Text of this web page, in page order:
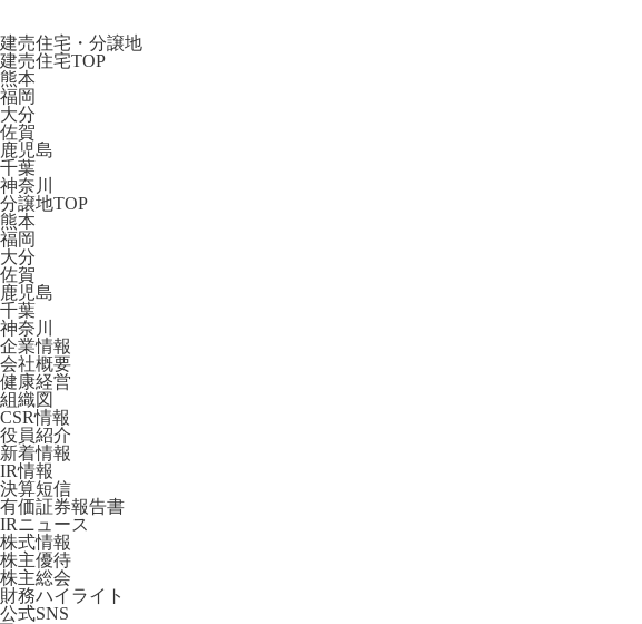
建売住宅・分譲地
建売住宅TOP
熊本
福岡
大分
佐賀
鹿児島
千葉
神奈川
分譲地TOP
熊本
福岡
大分
佐賀
鹿児島
千葉
神奈川
企業情報
会社概要
健康経営
組織図
CSR情報
役員紹介
新着情報
IR情報
決算短信
有価証券報告書
IRニュース
株式情報
株主優待
株主総会
財務ハイライト
公式SNS